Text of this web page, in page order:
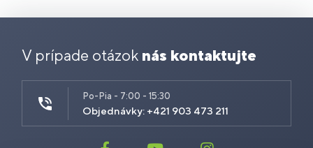
V prípade otázok nás kontaktujte
Po-Pia - 7:00 - 15:30
Objednávky: +421 903 473 211